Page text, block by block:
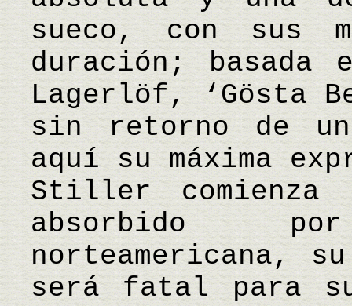
sueco, con sus
duración; basada
Lagerlöf, ‘Gösta
sin retorno de
aquí su máxima
Stiller comienza
absorbido
norteamericana,
será fatal para